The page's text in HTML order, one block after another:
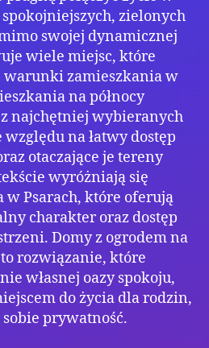
zielonych
swojej dynamicznej
wiele miejsc, które
zamieszkania w
na północy
najchętniej wybieranych
na łatwy dostęp
otaczające je tereny
wyróżniają się
Psarach, które oferują
charakter oraz dostęp
Domy z ogrodem na
rozwiązanie, które
własnej oazy spokoju,
do życia dla rodzin,
prywatność.